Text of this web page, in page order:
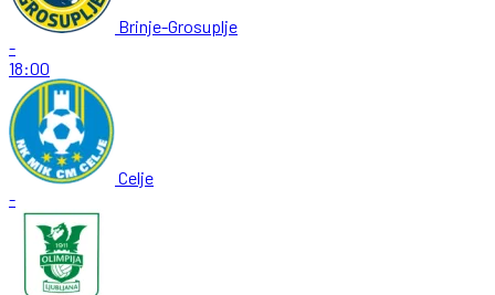
Brinje-Grosuplje
-
18:00
Celje
-